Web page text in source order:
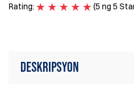
Rating:
(5 ng 5
Deskripsyon